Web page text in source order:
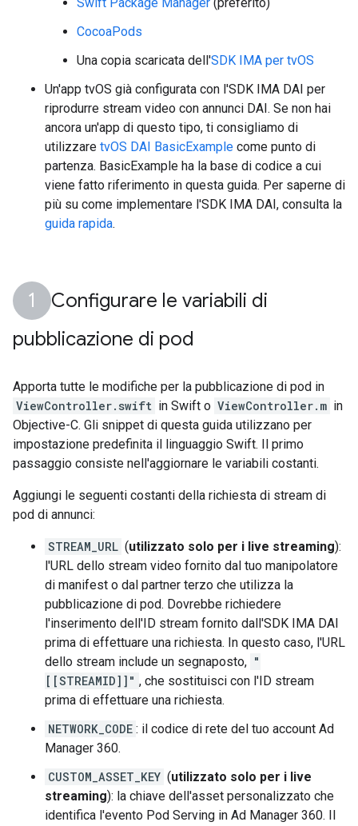
CocoaPods
Una copia scaricata dell'SDK IMA per tvOS
Un'app tvOS già configurata con l'SDK IMA DAI per
riprodurre stream video con annunci DAI. Se non hai
ancora un'app di questo tipo, ti consigliamo di
utilizzare tvOS DAI BasicExample come punto di
partenza. BasicExample ha la base di codice a cui
viene fatto riferimento in questa guida. Per saperne di
più su come implementare l'SDK IMA DAI, consulta la
guida rapida.
Configurare le variabili di
pubblicazione di pod
Apporta tutte le modifiche per la pubblicazione di pod in
ViewController.swift in Swift o ViewController.m in
Objective-C. Gli snippet di questa guida utilizzano per
impostazione predefinita il linguaggio Swift. Il primo
passaggio consiste nell'aggiornare le variabili costanti.
Aggiungi le seguenti costanti della richiesta di stream di
pod di annunci:
STREAM_URL (utilizzato solo per i live streaming):
l'URL dello stream video fornito dal tuo manipolatore
di manifest o dal partner terzo che utilizza la
pubblicazione di pod. Dovrebbe richiedere
l'inserimento dell'ID stream fornito dall'SDK IMA DAI
prima di effettuare una richiesta. In questo caso, l'URL
dello stream include un segnaposto, "
[[STREAMID]]" , che sostituisci con l'ID stream
prima di effettuare una richiesta.
NETWORK_CODE : il codice di rete del tuo account Ad
Manager 360.
CUSTOM_ASSET_KEY (utilizzato solo per i live
streaming): la chiave dell'asset personalizzato che
identifica l'evento Pod Serving in Ad Manager 360. Il